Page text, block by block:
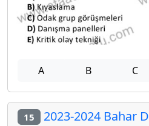
A B C
15 2023-2024 Bahar